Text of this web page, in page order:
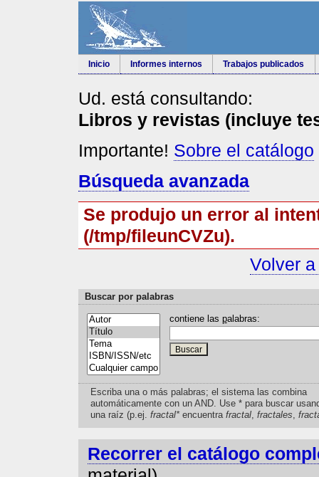
Inicio Informes internos Trabajos publicados
Ud. está consultando:
Libros y revistas (incluye
Importante! Sobre el catálogo
Búsqueda avanzada
Se produjo un error al
(/tmp/fileunCVZu).
Volver
Buscar por palabras
contiene las palabras:
Escriba una o más palabras; el sistema las combina
automáticamente con un AND. Use * para buscar
una raíz (p.ej. fractal*encuentra fractal, fractales
Recorrer el catálogo